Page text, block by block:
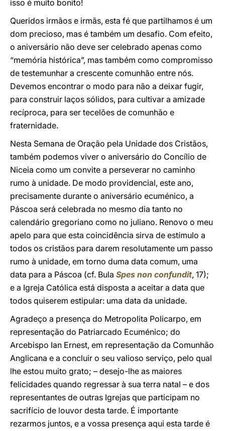
isso é muito bonito!
Queridos irmãos e irmãs, esta fé que partilhamos é um
dom precioso, mas é também um desafio. Com efeito,
o aniversário não deve ser celebrado apenas como
“memória histórica”, mas também como compromisso
de testemunhar a crescente comunhão entre nós.
Devemos encontrar o modo para não a deixar fugir,
para construir laços sólidos, para cultivar a amizade
recíproca, para ser tecelões de comunhão e
fraternidade.
Nesta Semana de Oração pela Unidade dos Cristãos,
também podemos viver o aniversário do Concílio de
Niceia como um convite a perseverar no caminho
rumo à unidade. De modo providencial, este ano,
precisamente durante o aniversário ecuménico, a
Páscoa será celebrada no mesmo dia tanto no
calendário gregoriano como no juliano. Renovo o meu
apelo para que esta coincidência sirva de estímulo a
todos os cristãos para darem resolutamente um passo
rumo à unidade, em torno duma data comum, uma
data para a Páscoa (cf. Bula Spes non confundit, 17);
e a Igreja Católica está disposta a aceitar a data que
todos quiserem estipular: uma data da unidade.
Agradeço a presença do Metropolita Policarpo, em
representação do Patriarcado Ecuménico; do
Arcebispo Ian Ernest, em representação da Comunhão
Anglicana e a concluir o seu valioso serviço, pelo qual
lhe estou muito grato; – desejo-lhe as maiores
felicidades quando regressar à sua terra natal – e dos
representantes de outras Igrejas que participam no
sacrifício de louvor desta tarde. É importante
rezarmos juntos, e a vossa presença aqui esta tarde é